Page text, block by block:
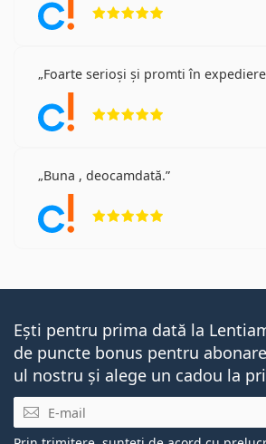
Foarte serioși și promti în
Buna , deocamdată.
Ești pentru prima dată la
de puncte bonus pentru
ul nostru și alege un cadou la
E-mail